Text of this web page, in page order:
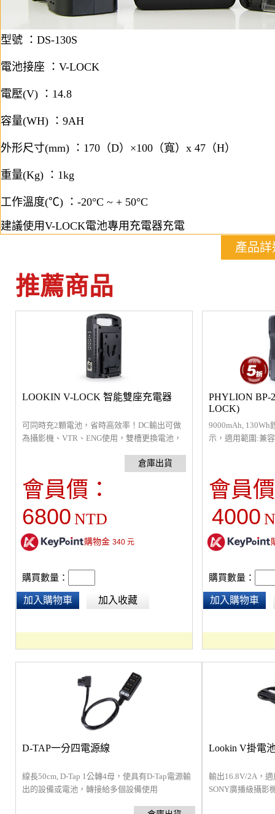
型號 ：DS-130S
電池接座 ：V-LOCK
電壓(V) ：14.8
容量(WH) ：9AH
外形尺寸(mm) ：170（D）×100（寬）x 47（H）
重量(Kg) ：1kg
工作溫度(℃) ：-20°C ~ + 50°C
建議使用V-LOCK電池專用充電器充電
產品詳
推薦商品
LOOKIN V-LOCK 智能雙座充電器
可同時充2顆電池，省時高效率！DC輸出可做
為攝影機、VTR、ENG使用，雙槽更換電池，
會員價：
6800 NTD
購物金 340元
購買數量：
加入購物車 加入收藏
PHYLION BP-
LOCK)
9000mAh, 130Wh
示，適用範圍:兼
會員
4000
購買數量：
加入購物車
D-TAP一分四電源線
線長50cm, D-Tap 1公轉4母，使具有D-Tap電源輸
出的設備或電池，轉接給多個設備使用
Lookin V掛電
輸出16.8V/2A，
SONY廣播級攝影